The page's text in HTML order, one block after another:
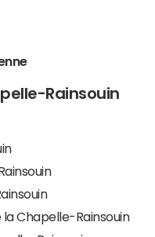
Rainsouin
Chapelle-Rainsouin